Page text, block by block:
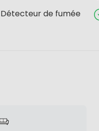
Détecteur de fumée